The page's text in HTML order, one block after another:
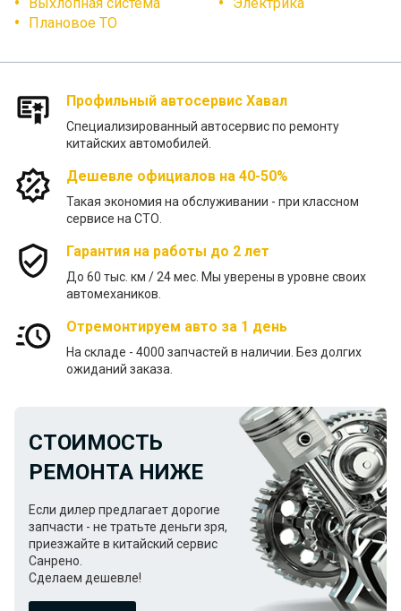
Плановое ТО
Профильный автосервис Хавал
Специализированный автосервис по ремонту
китайских автомобилей.
Дешевле официалов на 40-50%
Такая экономия на обслуживании - при классном
сервисе на СТО.
Гарантия на работы до 2 лет
До 60 тыс. км / 24 меc. Мы уверены в уровне своих
автомехаников.
Отремонтируем авто за 1 день
На складе - 4000 запчастей в наличии. Без долгих
ожиданий заказа.
СТОИМОСТЬ
РЕМОНТА НИЖЕ
Если дилер предлагает дорогие
запчасти - не тратьте деньги зря,
приезжайте в китайский сервис
Санрено.
Сделаем дешевле!